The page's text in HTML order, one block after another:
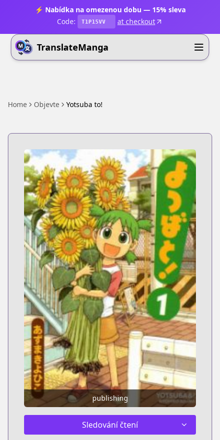
⚡ Nabídka na omezenou dobu — 15% sleva
Code:
T1P15VV at checkout
TranslateManga
Home Objevte Yotsuba to!
publishing
Sledování čtení